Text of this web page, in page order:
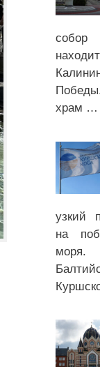
собор
храм …
узкий
на